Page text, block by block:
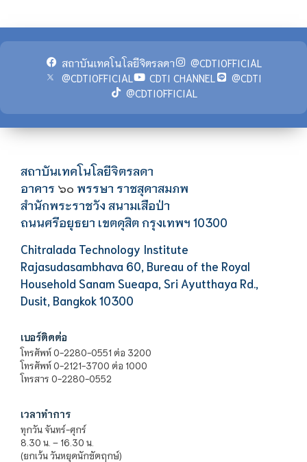
สถาบันเทคโนโลยีจิตรลดา
@CDTIOFFICIAL
@CDTIOFFICIAL
CDTI CHANNEL
@CDTI
@CDTIOFFICIAL
สถาบันเทคโนโลยีจิตรลดา
อาคาร ๖๐ พรรษา ราชสุดาสมภพ
สำนักพระราชวัง สนามเสือป่า
ถนนศรีอยุธยา เขตดุสิต กรุงเทพฯ 10300
Chitralada Technology Institute
Rajasudasambhava 60, Bureau of the Royal
Household Sanam Sueapa, Sri Ayutthaya Rd.,
Dusit, Bangkok 10300
เบอร์ติดต่อ
โทรศัพท์ 0-2280-0551 ต่อ 3200
โทรศัพท์ 0-2121-3700 ต่อ 1000
โทรสาร 0-2280-0552
เวลาทำการ
ทุกวัน จันทร์-ศุกร์
8.30 น. – 16.30 น.
(ยกเว้น วันหยุดนักขัตฤกษ์)